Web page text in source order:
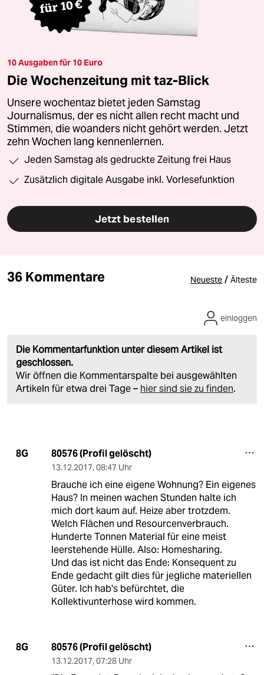
10 Ausgaben für 10 Euro
Die Wochenzeitung mit taz-Blick
Unsere wochentaz bietet jeden Samstag
Journalismus, der es nicht allen recht macht und
Stimmen, die woanders nicht gehört werden. Jetzt
zehn Wochen lang kennenlernen.
Jeden Samstag als gedruckte Zeitung frei Haus
Zusätzlich digitale Ausgabe inkl. Vorlesefunktion
Jetzt bestellen
36 Kommentare Neueste / Älteste
Die Kommentarfunktion unter diesem Artikel ist
geschlossen.
Wir öffnen die Kommentarspalte bei ausgewählten
Artikeln für etwa drei Tage – hier sind sie zu finden.
einloggen
8G 80576 (Profil gelöscht)
13.12.2017, 08:47 Uhr
Brauche ich eine eigene Wohnung? Ein eigenes
Haus? In meinen wachen Stunden halte ich
mich dort kaum auf. Heize aber trotzdem.
Welch Flächen und Resourcenverbrauch.
Hunderte Tonnen Material für eine meist
leerstehende Hülle. Also: Homesharing.
Und das ist nicht das Ende: Konsequent zu
Ende gedacht gilt dies für jegliche materiellen
Güter. Ich hab's befürchtet, die
Kollektivunterhose wird kommen.
8G 80576 (Profil gelöscht)
13.12.2017, 07:28 Uhr